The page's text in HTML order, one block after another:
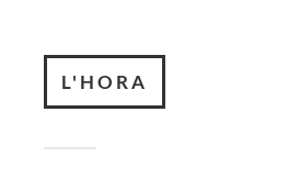
L'HORA